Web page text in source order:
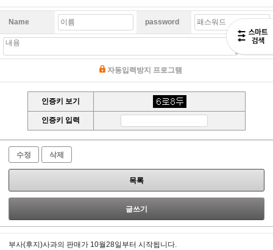
Name password
쓰기
자동입력방지 프로그램
인증키 보기
인증키 입력
수정 삭제
목록
글쓰기
부사(후지)사과의 판매가 10월28일부터 시작됩니다.